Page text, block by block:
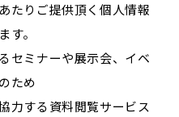
たりご提供頂く個人情報
す。
セミナーや展示会、イベ
ため
力する資料閲覧サービス